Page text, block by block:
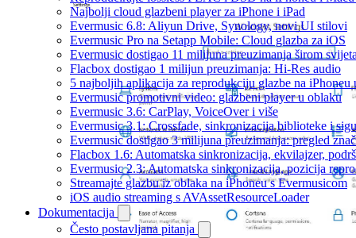
Najbolji cloud glazbeni player za iPhone i iPad
Evermusic 6.8: Aliyun Drive, Synology, novi UI stilovi
Evermusic Pro na Setapp Mobile: Cloud glazba za iOS
Evermusic dostigao 11 milijuna preuzimanja širom
Flacbox dostigao 1 milijun preuzimanja: Hi-Res audio
5 najboljih aplikacija za reprodukciju glazbe na iPhoneu
Evermusic promotivni video: glazbeni player u oblaku
Evermusic 3.6: CarPlay, VoiceOver i više
Evermusic 3.1: Crossfade, sinkronizacija biblioteke i
Evermusic dostigao 3 milijuna preuzimanja: pregled
Flacbox 1.6: Automatska sinkronizacija, ekvilajzer,
Evermusic 2.3: Automatska sinkronizacija, pozicija
Streamajte glazbu iz oblaka na iPhoneu s Evermusicom
iOS audio streaming s AVAssetResourceLoader
Dokumentacija
Često postavljana pitanja